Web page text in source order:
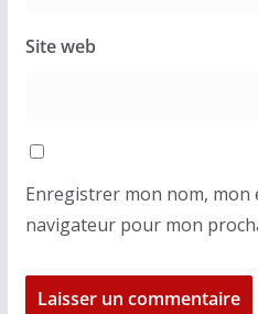
Site web
Enregistrer mon nom, mon
navigateur pour mon